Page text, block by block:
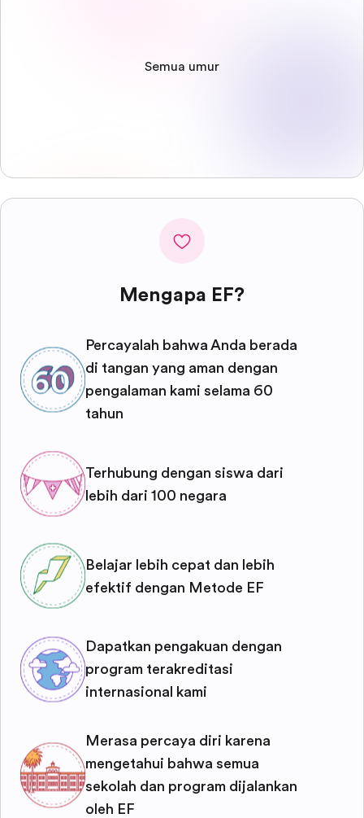
Semua umur
Mengapa EF?
Percayalah bahwa Anda berada
di tangan yang aman dengan
pengalaman kami selama 60
tahun
Terhubung dengan siswa dari
lebih dari 100 negara
Belajar lebih cepat dan lebih
efektif dengan Metode EF
Dapatkan pengakuan dengan
program terakreditasi
internasional kami
Merasa percaya diri karena
mengetahui bahwa semua
sekolah dan program dijalankan
oleh EF